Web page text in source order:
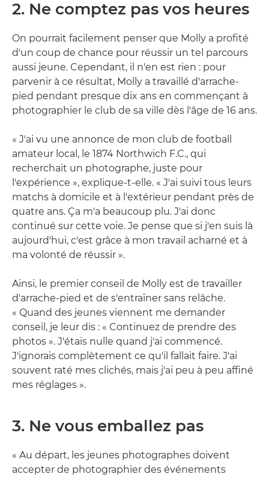
2. Ne comptez pas vos heures
On pourrait facilement penser que Molly a profité
d'un coup de chance pour réussir un tel parcours
aussi jeune. Cependant, il n'en est rien : pour
parvenir à ce résultat, Molly a travaillé d'arrache-
pied pendant presque dix ans en commençant à
photographier le club de sa ville dès l'âge de 16 ans.
« J'ai vu une annonce de mon club de football
amateur local, le 1874 Northwich F.C., qui
recherchait un photographe, juste pour
l'expérience », explique-t-elle. « J'ai suivi tous leurs
matchs à domicile et à l'extérieur pendant près de
quatre ans. Ça m'a beaucoup plu. J'ai donc
continué sur cette voie. Je pense que si j'en suis là
aujourd'hui, c'est grâce à mon travail acharné et à
ma volonté de réussir ».
Ainsi, le premier conseil de Molly est de travailler
d'arrache-pied et de s'entraîner sans relâche.
« Quand des jeunes viennent me demander
conseil, je leur dis : « Continuez de prendre des
photos ». J'étais nulle quand j'ai commencé.
J'ignorais complètement ce qu'il fallait faire. J'ai
souvent raté mes clichés, mais j'ai peu à peu affiné
mes réglages ».
3. Ne vous emballez pas
« Au départ, les jeunes photographes doivent
accepter de photographier des événements